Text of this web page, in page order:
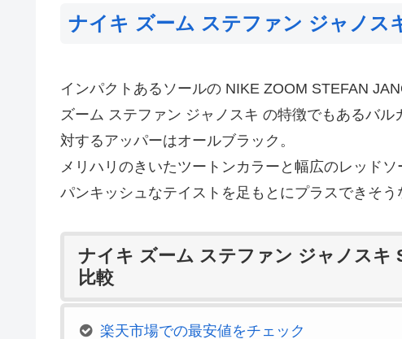
ナイキ ズーム ステファン ジャノス
インパクトあるソールの NIKE ZOOM STEFAN
ズーム ステファン ジャノスキ の特徴でもあるバル
対するアッパーはオールブラック。
メリハリのきいたツートンカラーと幅広のレッドソ
パンキッシュなテイストを足もとにプラスできそう
ナイキ ズーム ステファン ジャノスキ
比較
楽天市場での最安値をチェック